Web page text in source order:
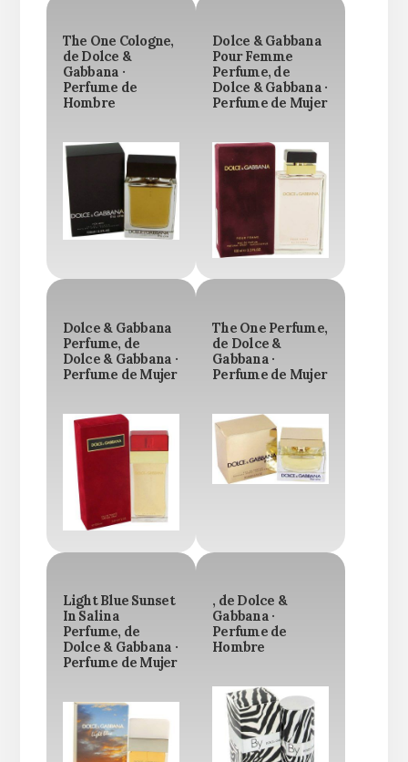
The One Cologne,
de Dolce &
Gabbana ·
Perfume de
Hombre
Dolce & Gabbana
Pour Femme
Perfume, de
Dolce & Gabbana ·
Perfume de Mujer
Dolce & Gabbana
Perfume, de
Dolce & Gabbana ·
Perfume de Mujer
The One Perfume,
de Dolce &
Gabbana ·
Perfume de Mujer
Light Blue Sunset
In Salina
Perfume, de
Dolce & Gabbana ·
Perfume de Mujer
, de Dolce &
Gabbana ·
Perfume de
Hombre